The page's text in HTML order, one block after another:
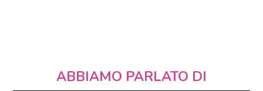
ABBIAMO PARLATO DI